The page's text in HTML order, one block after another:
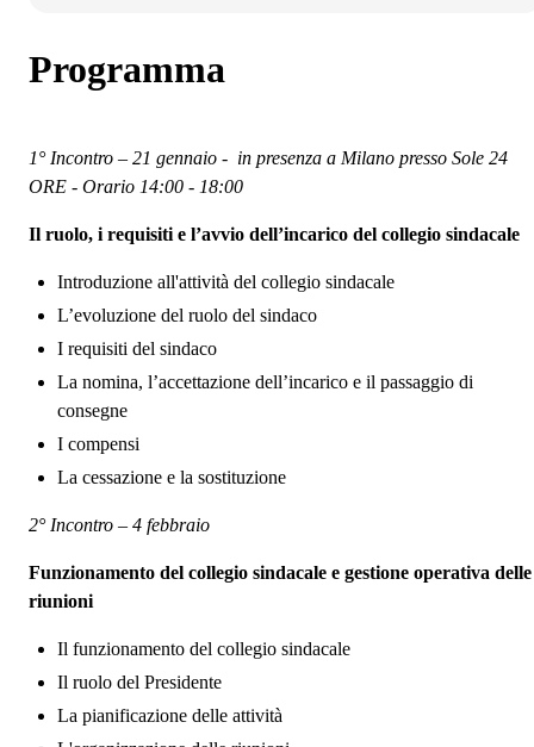
Programma
1° Incontro – 21 gennaio - in presenza a Milano presso Sole 24
ORE - Orario 14:00 - 18:00
Il ruolo, i requisiti e l’avvio dell’incarico del collegio sindacale
Introduzione all'attività del collegio sindacale
L’evoluzione del ruolo del sindaco
I requisiti del sindaco
La nomina, l’accettazione dell’incarico e il passaggio di
consegne
I compensi
La cessazione e la sostituzione
2° Incontro – 4 febbraio
Funzionamento del collegio sindacale e gestione operativa delle
riunioni
Il funzionamento del collegio sindacale
Il ruolo del Presidente
La pianificazione delle attività